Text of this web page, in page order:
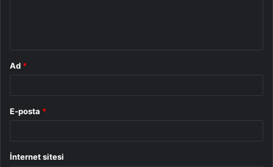
Ad *
E-posta *
İnternet sitesi